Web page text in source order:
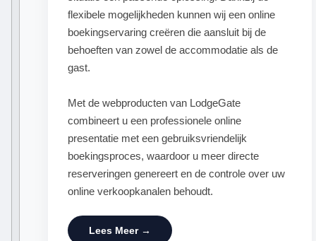
flexibele mogelijkheden kunnen wij een online
boekingservaring creëren die aansluit bij de
behoeften van zowel de accommodatie als de
gast.
Met de webproducten van LodgeGate
combineert u een professionele online
presentatie met een gebruiksvriendelijk
boekingsproces, waardoor u meer directe
reserveringen genereert en de controle over uw
online verkoopkanalen behoudt.
Lees Meer →